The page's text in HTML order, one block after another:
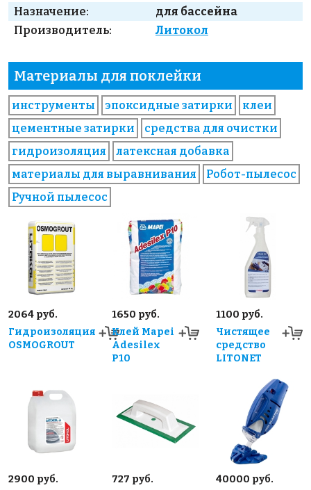
Назначение:
для бассейна
Производитель:
Литокол
Материалы для поклейки
инструменты эпоксидные затирки
клеи
цементные затирки
средства для очистки
гидроизоляция
латексная добавка
материалы для выравнивания
Робот-пылесос
Ручной пылесос
2064 руб.
Гидроизоляция
OSMOGROUT
1650 руб.
Клей Mapei
Adesilex
P10
1100 руб.
Чистящее
средство
LITONET
2900 руб.
727 руб.
40000 руб.